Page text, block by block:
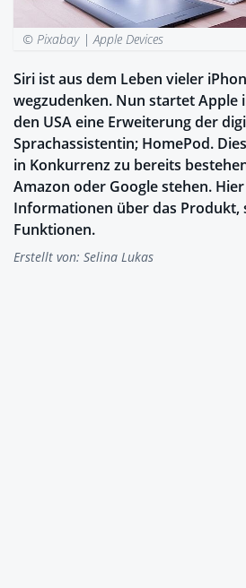
© Pixabay |Apple Devices
Siri ist aus dem Leben vieler
wegzudenken. Nun startet Apple
den USA eine Erweiterung der
Sprachassistentin; HomePod.
in Konkurrenz zu bereits
Amazon oder Google stehen.
Informationen über das Produkt,
Funktionen.
Erstellt von: Selina Lukas